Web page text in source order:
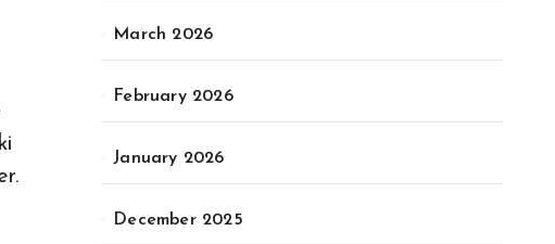
March 2026
February 2026
January 2026
December 2025